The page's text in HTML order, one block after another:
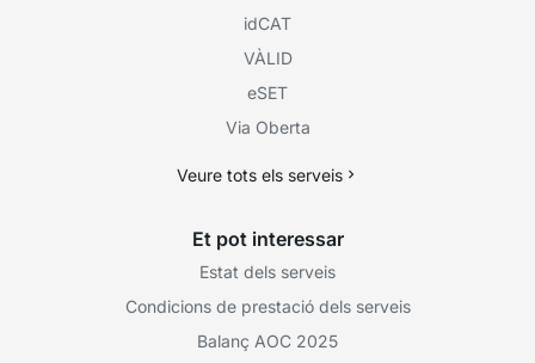
idCAT
VÀLID
eSET
Via Oberta
Veure tots els serveis
Et pot interessar
Estat dels serveis
Condicions de prestació dels serveis
Balanç AOC 2025